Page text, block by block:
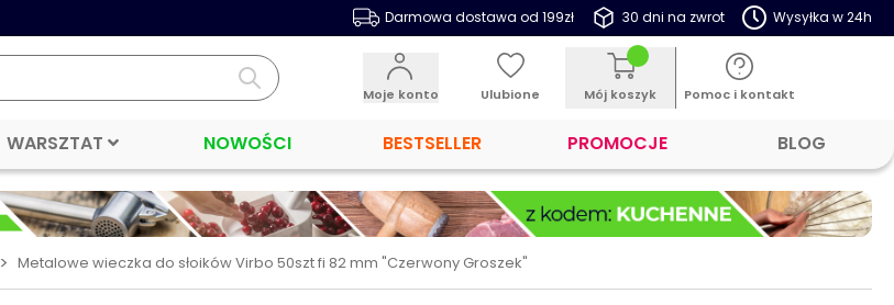
Darmowa dostawa od 199zł 30 dni na zwrot Wysyłka w 24h
Moje konto Ulubione Mój koszyk Pomoc i kontakt
WARSZTAT NOWOŚCI BESTSELLER PROMOCJE BLOG
> Metalowe wieczka do słoików Virbo 50szt fi 82 mm "Czerwony Groszek"